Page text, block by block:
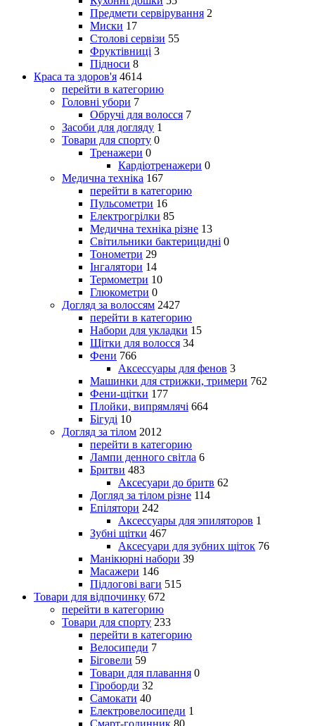
Предмети сервірування 2
Миски 17
Столові сервізи 55
Фруктівниці 3
Підноси 8
Краса та здоров'я 4614
перейти в категорию
Головні убори 7
Обручі для волосся 7
Засоби для догляду 1
Товари для спорту 0
Тренажери 0
Кардіотренажери 0
Медична техніка 167
перейти в категорию
Пульсометри 16
Електрогрілки 85
Медична техніка різне 13
Світильники бактерицидні 0
Тонометри 29
Інгалятори 14
Термометри 10
Глюкометри 0
Догляд за волоссям 2427
перейти в категорию
Набори для укладки 15
Щітки для волосся 34
Фени 766
Аксессуары для фенов 3
Машинки для стрижки, тримери 762
Фени-щітки 177
Плойки, випрямлячі 664
Бігуді 10
Догляд за тілом 2012
перейти в категорию
Лампи денного світла 6
Бритви 483
Аксесуари до бритв 62
Догляд за тілом різне 114
Епілятори 242
Аксессуары для эпиляторов 1
Зубні щітки 467
Аксесуари для зубних щіток 76
Манікюрні набори 39
Масажери 146
Підлогові ваги 515
Товари для відпочинку 672
перейти в категорию
Товари для спорту 233
перейти в категорию
Велосипеди 7
Біговели 59
Товари для плавання 0
Гіроборди 32
Самокати 40
Електровелосипеди 1
Смарт-годинник 80